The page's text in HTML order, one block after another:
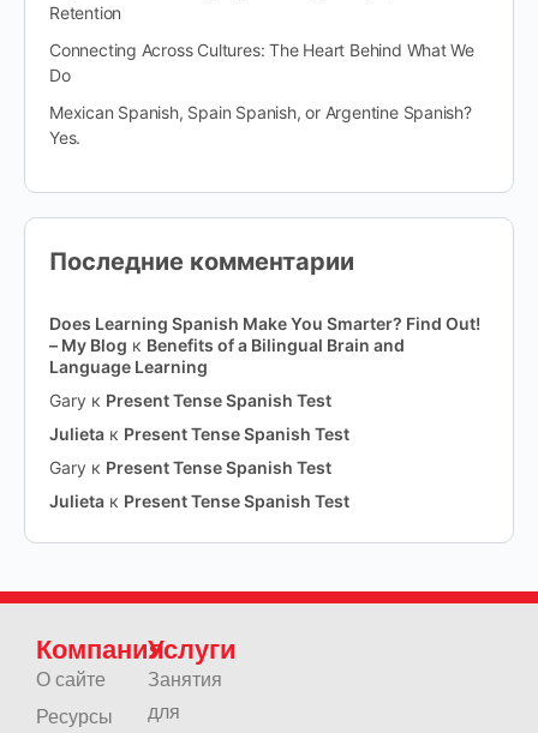
Retention
Connecting Across Cultures: The Heart Behind What We
Do
Mexican Spanish, Spain Spanish, or Argentine Spanish?
Yes.
Последние комментарии
Does Learning Spanish Make You Smarter? Find Out!
– My Blog к Benefits of a Bilingual Brain and
Language Learning
Gary к Present Tense Spanish Test
Julieta к Present Tense Spanish Test
Gary к Present Tense Spanish Test
Julieta к Present Tense Spanish Test
Компания
О сайте
Ресурсы
Услуги
Занятия
для